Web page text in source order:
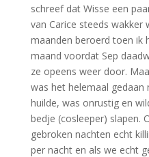
schreef dat Wisse een
van Carice steeds wakker
maanden beroerd toen ik
maand voordat Sep
ze opeens weer door.
was het helemaal
huilde, was onrustig en
bedje (cosleeper) slapen.
gebroken nachten echt
per nacht en als we echt